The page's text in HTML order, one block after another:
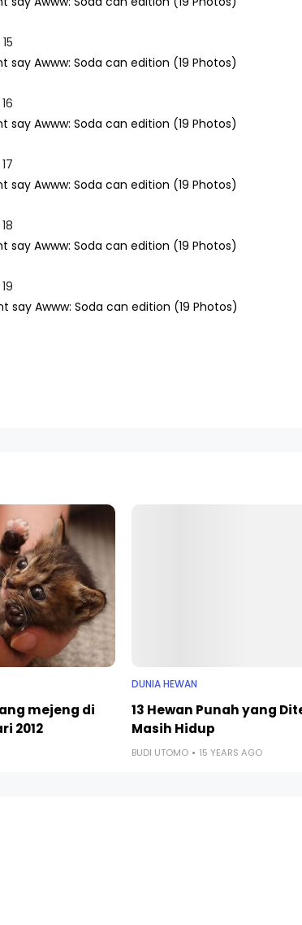
15
16
17
18
19
mejeng di
2012
DUNIA HEWAN
13 Hewan Punah yang
Masih Hidup
BUDI UTOMO 15 YEARS AGO